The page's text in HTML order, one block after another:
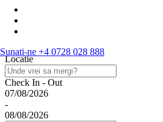
Sunati-ne +4 0728 028 888
Locatie
Check In - Out
07/08/2026
-
08/08/2026